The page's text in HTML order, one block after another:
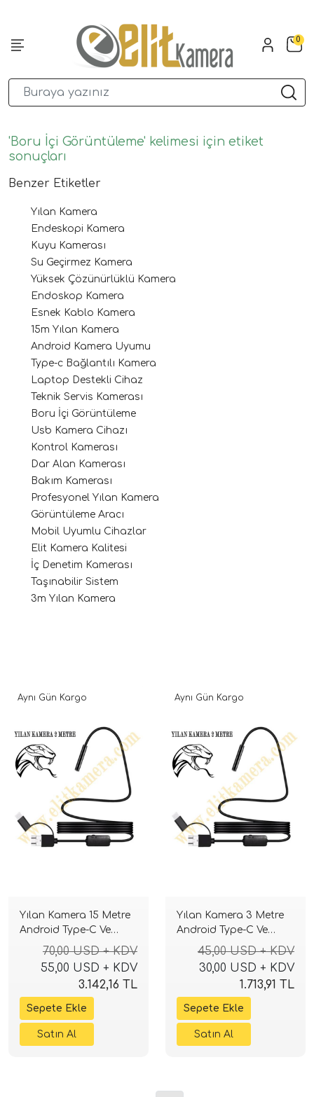
0
'Boru İçi Görüntüleme' kelimesi için etiket
sonuçları
Benzer Etiketler
Yılan Kamera
Endeskopi Kamera
Kuyu Kamerası
Su Geçirmez Kamera
Yüksek Çözünürlüklü Kamera
Endoskop Kamera
Esnek Kablo Kamera
15m Yılan Kamera
Android Kamera Uyumu
Type-c Bağlantılı Kamera
Laptop Destekli Cihaz
Teknik Servis Kamerası
Boru İçi Görüntüleme
Usb Kamera Cihazı
Kontrol Kamerası
Dar Alan Kamerası
Bakım Kamerası
Profesyonel Yılan Kamera
Görüntüleme Aracı
Mobil Uyumlu Cihazlar
Elit Kamera Kalitesi
İç Denetim Kamerası
Taşınabilir Sistem
3m Yılan Kamera
Yılan Kamera 15 Metre
Android Type-C Ve
Laptop Uyumlu
70,00 USD + KDV
55,00 USD + KDV
3.142,16 TL
Aynı Gün Kargo
Yılan Kamera 3 Metre
Android Type-C Ve
Laptop Uyumlu
45,00 USD + KDV
30,00 USD + KDV
1.713,91 TL
Aynı Gün Kargo